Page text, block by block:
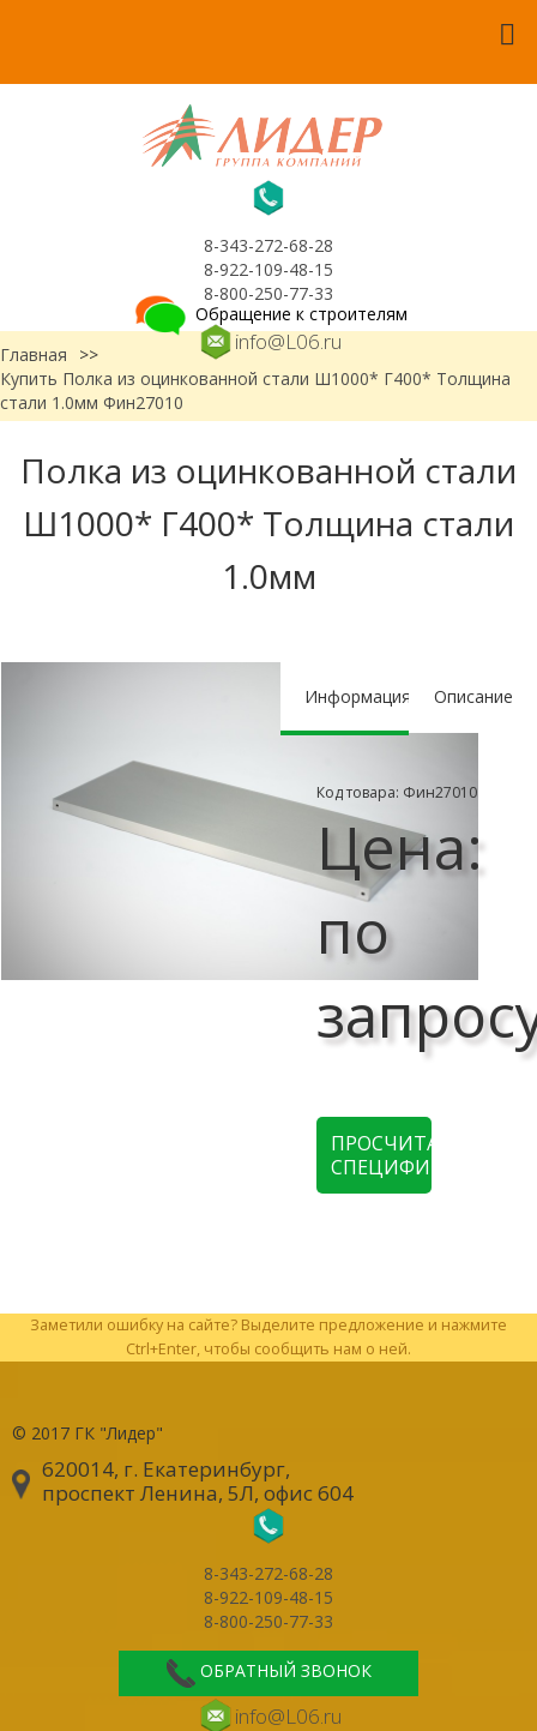
8-343-272-68-28
8-922-109-48-15
8-800-250-77-33
info@L06.ru
Обращение к строителям
Главная
>>
Купить Полка из оцинкованной стали Ш1000* Г400* Толщина
стали 1.0мм Фин27010
Полка из оцинкованной стали
Ш1000* Г400* Толщина стали
1.0мм
Информация Описание
Код товара: Фин27010
Цена:
по
ПРОСЧИТАТЬ
СПЕЦИФИКАЦИЮ
Заметили ошибку на сайте? Выделите предложение и нажмите
Ctrl+Enter, чтобы сообщить нам о ней.
© 2017 ГК "Лидер"
620014, г. Екатеринбург,
проспект Ленина, 5Л, офис 604
8-343-272-68-28
8-922-109-48-15
8-800-250-77-33
ОБРАТНЫЙ ЗВОНОК
info@L06.ru